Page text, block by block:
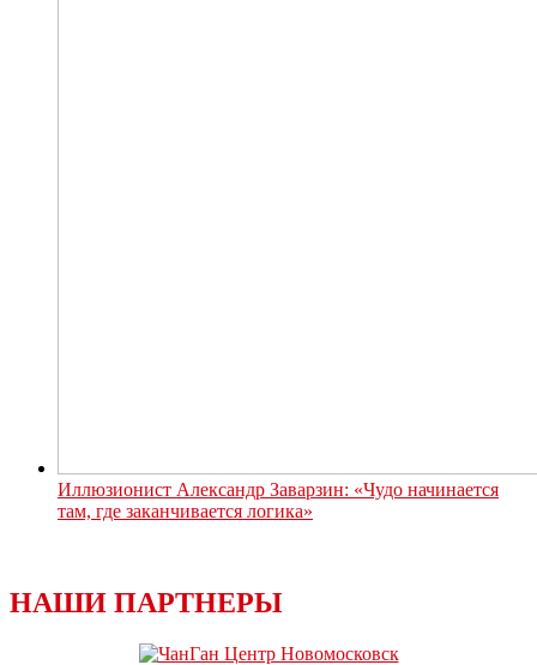
Иллюзионист Александр Заварзин: «Чудо начинается
там, где заканчивается логика»
НАШИ ПАРТНЕРЫ